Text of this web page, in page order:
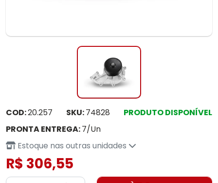
COD:20.257 SKU:74828
PRODUTO DISPONÍVEL
PRONTA ENTREGA:7/Un
Estoque nas outras unidades
R$ 306,55